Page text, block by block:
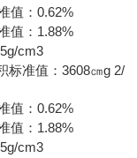
值： 0.62%
值： 1.88%
cm3
标准值： 3608㎝g 2/
值： 0.62%
值： 1.88%
cm3